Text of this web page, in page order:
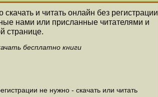
и читать онлайн без регистрации
нами или присланные читателями и
странице.
бесплатно книги
не нужно - скачать или читать